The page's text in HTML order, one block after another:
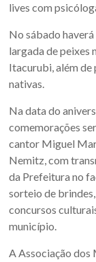
lives com
No sábado haverá
largada de peixes
Itacurubi, além de
nativas.
Na data do
comemorações
cantor Miguel
Nemitz, com
da Prefeitura no
sorteio de
concursos
município.
A Associação